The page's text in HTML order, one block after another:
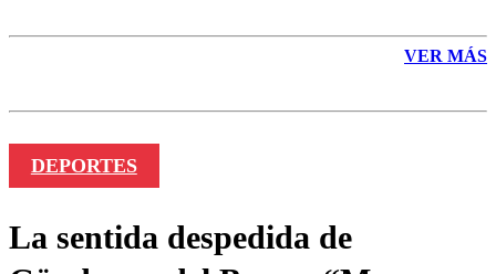
VER MÁS
DEPORTES
La sentida despedida de